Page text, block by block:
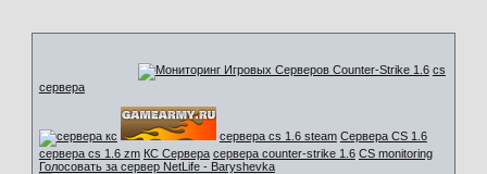
cs
сервера
сервера cs 1.6 steam Сервера CS 1.6
сервера cs 1.6 zm КС Сервера сервера counter-strike 1.6 CS monitoring
Голосовать за сервер NetLife - Baryshevka